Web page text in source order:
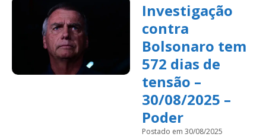
Investigação
contra
Bolsonaro tem
572 dias de
tensão –
30/08/2025 –
Poder
Postado em 30/08/2025